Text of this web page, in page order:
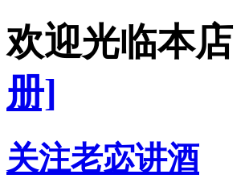
欢迎光临本
册]
关注老宓讲酒